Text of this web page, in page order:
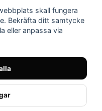
dig & din MC
YouTube
skall fungera
Bekräfta ditt samtycke
eller anpassa via